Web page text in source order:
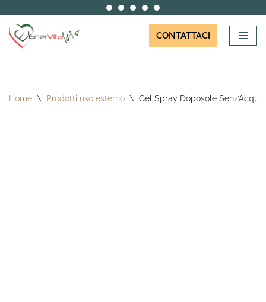
Vai
al
CONTATTACI
Home \ Prodotti uso esterno \ Gel Spray Doposole